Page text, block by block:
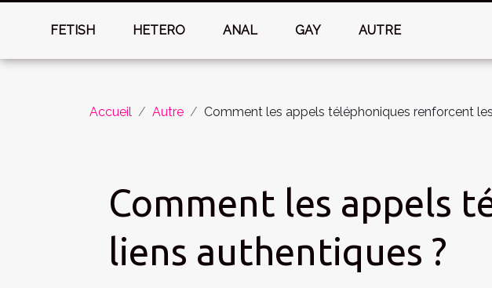
FETISH HETERO ANAL GAY AUTRE
Accueil Autre Comment les appels téléphoniques renforcent
Comment les appels
liens authentiques ?